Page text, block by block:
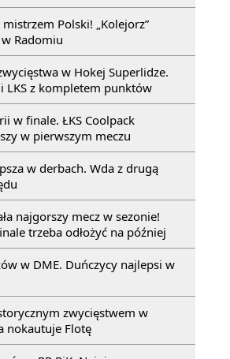
mistrzem Polski! „Kolejorz”
Radomiu
w Hokej Superlidze.
LKS z kompletem punktów
w finale. ŁKS Coolpack
w pierwszym meczu
w derbach. Wda z drugą
najgorszy mecz w sezonie!
trzeba odłożyć na później
w DME. Duńczycy najlepsi w
zwycięstwem w
nokautuje Flotę